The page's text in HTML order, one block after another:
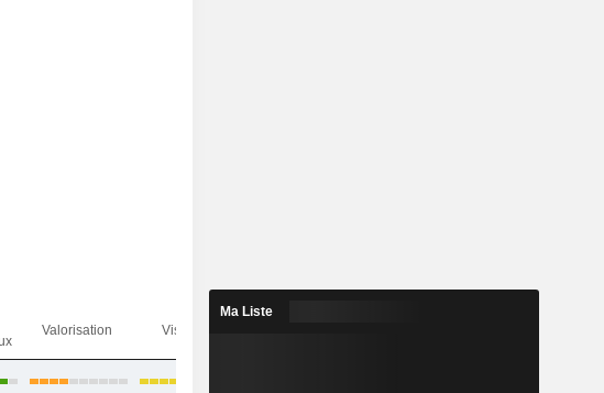
Valorisation Visibilité
Ma Liste